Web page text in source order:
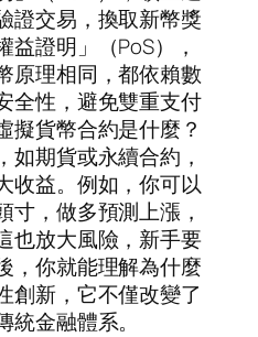
證交易，換取新幣獎
證明」（PoS），
原理相同，都依賴數
全性，避免雙重支付
擬貨幣合約是什麼？
如期貨或永續合約，
收益。例如，你可以
寸，做多預測上漲，
也放大風險，新手要
，你就能理解為什麼
創新，它不僅改變了
金融體系。